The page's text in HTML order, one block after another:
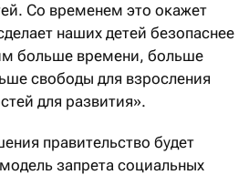
Со временем это окажет
наших детей безопаснее
больше времени, больше
свободы для взросления
для развития».
правительство будет
запрета социальных